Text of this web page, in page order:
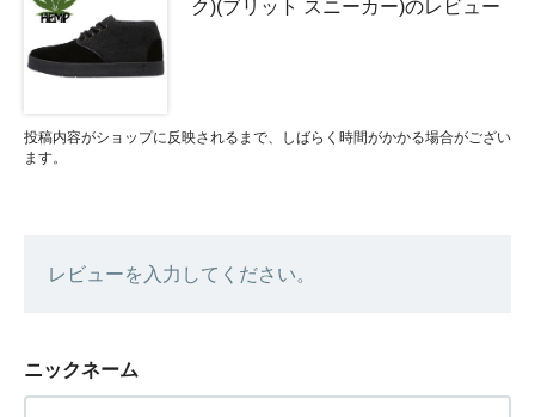
ク)(ブリット スニーカー)のレビュー
投稿内容がショップに反映されるまで、しばらく時間がかかる場合がござい
ます。
レビューを入力してください。
ニックネーム